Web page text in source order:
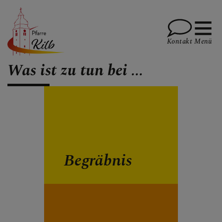
TERMINE
Kontakt Menü
Was ist zu tun bei ...
Begräbnis